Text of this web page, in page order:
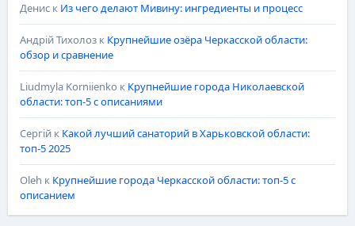
Дениск Из чего делают Мивину: ингредиенты и процесс
Андрій Тихолозк Крупнейшие озёра Черкасской области:
обзор и сравнение
Liudmyla Korniienko к Крупнейшие города Николаевской
области: топ-5 с описаниями
Сергійк Какой лучший санаторий в Харьковской области:
топ-5 2025
Oleh к Крупнейшие города Черкасской области: топ-5 с
описанием